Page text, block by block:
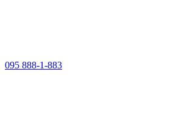
095 888-1-883